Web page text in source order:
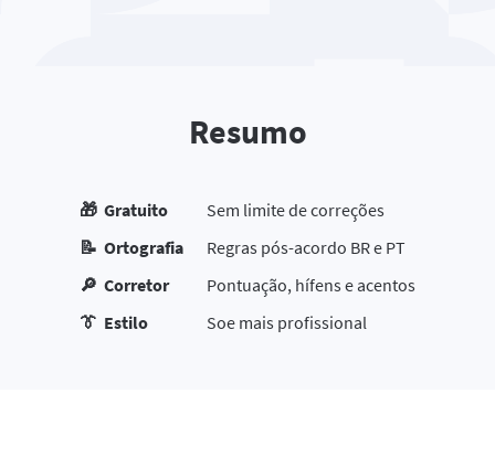
Resumo
🎁 Gratuito
Sem limite de correções
📝 Ortografia
Regras pós-acordo BR e PT
🔎 Corretor
Pontuação, hífens e acentos
👔 Estilo
Soe mais profissional